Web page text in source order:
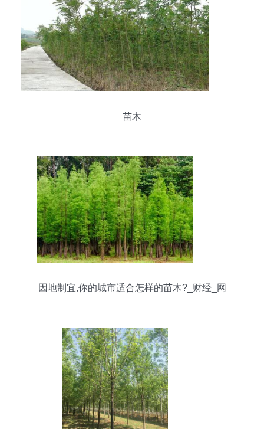
苗木
因地制宜,你的城市适合怎样的苗木?_财经_网